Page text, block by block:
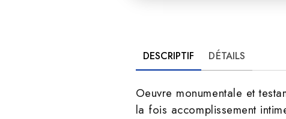
DESCRIPTIF DÉTAILS
Oeuvre monumentale et
la fois accomplissement